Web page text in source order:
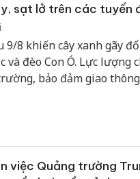
sạt lở trên các tuyến
9/8 khiến cây xanh gãy
và đèo Con Ó. Lực lượng
bảo đảm giao
việc Quảng trường